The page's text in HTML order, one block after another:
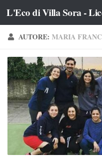
Salta al contenuto
L'Eco di Villa Sora -
AUTORE: MARIA